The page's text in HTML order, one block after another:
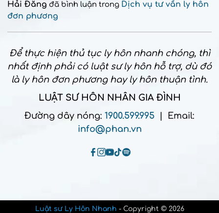
Hải Đăng đã bình luận trong Dịch vụ tư vấn ly hôn
đơn phương
Để thực hiện thủ tục ly hôn nhanh chóng, thì
nhất định phải có luật sư ly hôn hỗ trợ, dù đó
là ly hôn đơn phương hay ly hôn thuận tình.
LUẬT SƯ HÔN NHÂN GIA ĐÌNH
Đường dây nóng: 1900.599.995 | Email:
info@phan.vn
Luật sư Ly Hôn Nhanh - Copyright © 2026